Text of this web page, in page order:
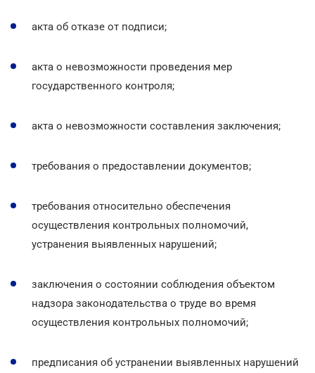
акта об отказе от подписи;
акта о невозможности проведения мер
государственного контроля;
акта о невозможности составления заключения;
требования о предоставлении документов;
требования относительно обеспечения
осуществления контрольных полномочий,
устранения выявленных нарушений;
заключения о состоянии соблюдения объектом
надзора законодательства о труде во время
осуществления контрольных полномочий;
предписания об устранении выявленных нарушений